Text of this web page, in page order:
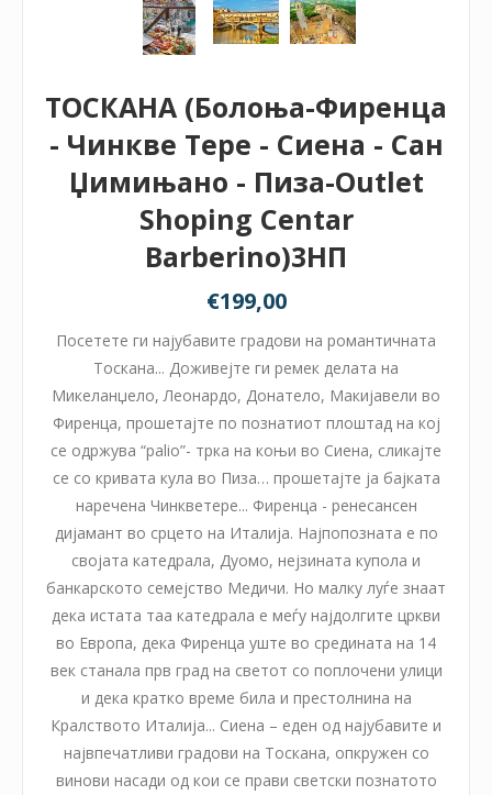
ТОСКАНА (Болоња-Фиренца
- Чинкве Тере - Сиена - Сан
Џимињано - Пиза-Outlet
Shoping Centar
Barberino)3НП
€199,00
Посетете ги најубавите градови на романтичната
Тоскана... Доживејте ги ремек делата на
Микеланџело, Леонардо, Донатело, Макијавели во
Фиренца, прошетајте по познатиот плоштад на кој
се одржува “palio”- трка на коњи во Сиена, сликајте
се со кривата кула во Пиза… прошетајте ја бајката
наречена Чинкветере... Фиренца - ренесансен
дијамант во срцето на Италија. Најпопозната е по
својата катедрала, Дуомо, нејзината купола и
банкарското семејство Медичи. Но малку луѓе знаат
дека истата таа катедрала е меѓу најдолгите цркви
во Европа, дека Фиренца уште во средината на 14
век станала прв град на светот со поплочени улици
и дека кратко време била и престолнина на
Кралството Италија... Сиена – еден од најубавите и
највпечатливи градови на Тоскана, опкружен со
винови насади од кои се прави светски познатото